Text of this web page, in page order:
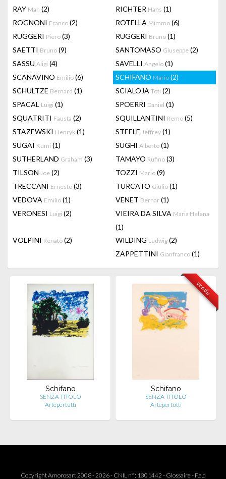
RAY Man (2) RICHTER Hans (1)
ROGNONI Franco (2) ROTELLA Mimmo (6)
RUGGERI Piero (3) RUGGERI Bruno (1)
SAETTI Bruno (9) SANTOMASO Giuseppe (2)
SASSU Aligi (4) SAVELLI Angelo (1)
SCANAVINO Emilio (6) SCHIFANO Mario (2)
SCHULTZE Bernard (1) SCIALOJA Toti (2)
SPACAL Luigi (1) SPOERRI Daniel (1)
SQUATRITI Fausta (2) SQUILLANTINI Remo (5)
STAZEWSKI Henryk (1) STEELE Jeffrey (1)
SUGAI Kumi (1) SUGHI Alberto (1)
SUTHERLAND Graham (3) TAMAYO Rufino (3)
TILSON Joe (2) TOZZI Mario (9)
TRECCANI Ernesto (3) TURCATO Giulio (1)
VEDOVA Emilio (1) VENET Bernar (1)
VERONESI Luigi (2) VIEIRA DA SILVA Maria Helena
(1)
VOLPINI Renato (2) WILDING Ludwig (2)
ZAPPETTINI Gianfranco (1)
Schifano
SENZA TITOLO
Artepertutti
vendu
Schifano
SENZA TITOLO
Artepertutti
Copyright Amorosart 2008 - 2026 - CNIL n° : 1301442 - Glossaire- F.a.q